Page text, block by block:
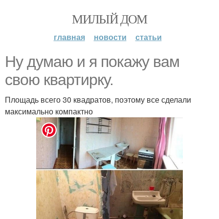
МИЛЫЙ ДОМ
главная новости статьи
Ну думаю и я покажу вам
свою квартирку.
Площадь всего 30 квадратов, поэтому все сделали
максимально компактно